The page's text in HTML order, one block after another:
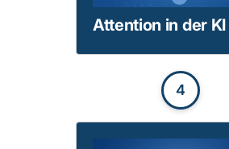
Attention in der KI
4